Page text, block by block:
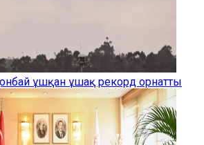
ұшқан ұшақ рекорд орнатты